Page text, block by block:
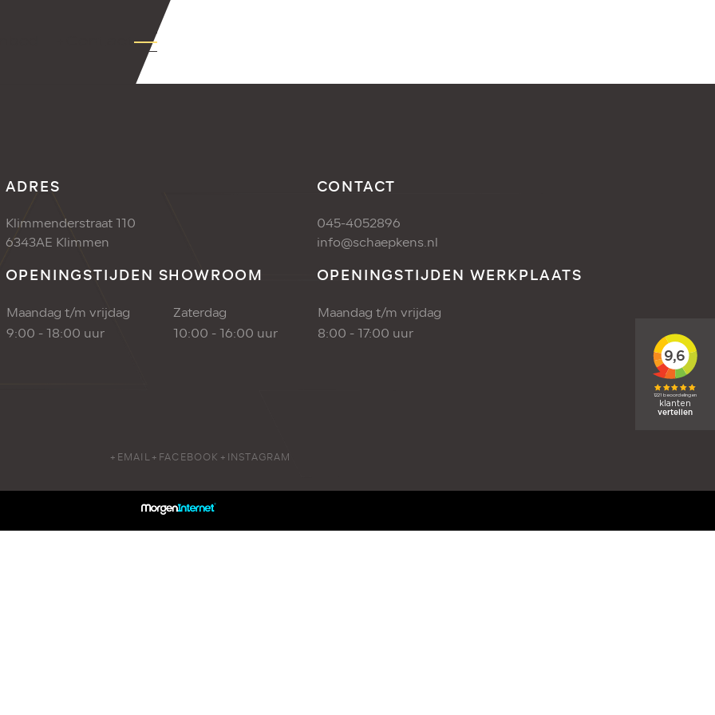
+Contact
ADRES
Klimmenderstraat 110
6343AE Klimmen
CONTACT
045-4052896
info@schaepkens.nl
OPENINGSTIJDEN SHOWROOM
Maandag t/m vrijdag
Zaterdag
9:00 - 18:00 uur
10:00 - 16:00 uur
OPENINGSTIJDEN WERKPLAATS
Maandag t/m vrijdag
8:00 - 17:00 uur
+EMAIL+FACEBOOK +INSTAGRAM